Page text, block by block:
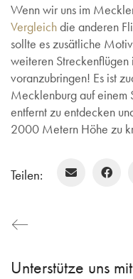
Wenn wir uns im
Vergleichdie anderen
sollte es zusätliche
weiteren Streckenflügen
voranzubringen! Es ist
Mecklenburg auf einem
entfernt zu entdecken
2000 Metern Höhe zu
Teilen:
Unterstütze uns